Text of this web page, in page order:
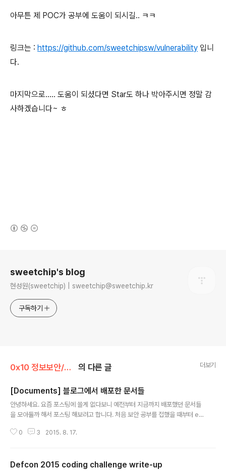
아무튼 제 POC가 공부에 도움이 되시길.. ㅋㅋ
링크는 : https://github.com/sweetchipsw/vulnerability 입니
다.
마지막으로..... 도움이 되셨다면 Star도 하나 박아주시면 정말 감
사하겠습니다~ ㅎ
sweetchip's blog
현성원(sweetchip) | sweetchip@sweetchip.kr
구독하기
0x10 정보보안/0x13 Write-Up 의 다른 글 더보기
[Documents] 블로그에서 배포한 문서들
안녕하세요. 요즘 포스팅에 쓸게 없다보니 예전부터 지금까지 배포했던 문서들
을 모아둘까 해서 포스팅 해보려고 합니다. 처음 보안 공부를 접했을 때부터 ex
야밖에 안보이네요! 그래도 가끔씩 컨퍼런스 같은 곳에서 새로운 사람을 만날때
블로그 포스팅에 하나 남기고 있는데 언제가 될 진 모르지만 문서들을 계속 써
0 3 2015. 8. 17.
Defcon 2015 coding challenge write-up